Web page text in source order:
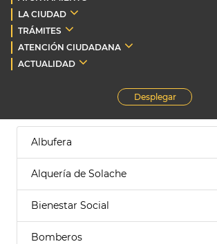
LA CIUDAD
TRÁMITES
ATENCIÓN CIUDADANA
ACTUALIDAD
Desplegar
Albufera
Alquería de Solache
Bienestar Social
Bomberos